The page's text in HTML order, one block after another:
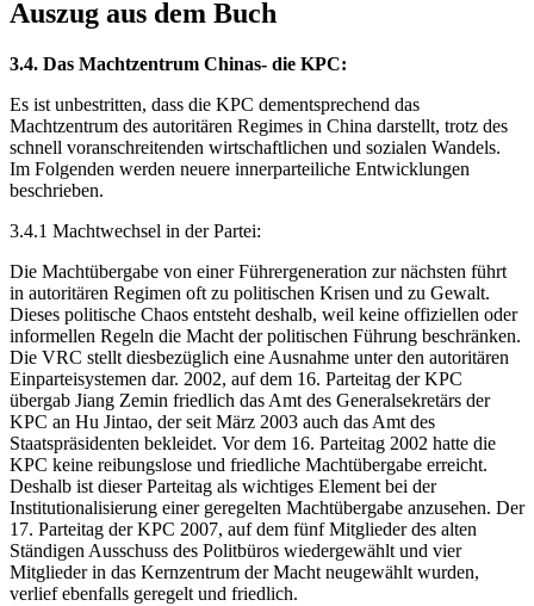
Auszug aus dem Buch
3.4. Das Machtzentrum Chinas- die KPC:
Es ist unbestritten, dass die KPC dementsprechend das
Machtzentrum des autoritären Regimes in China darstellt, trotz des
schnell voranschreitenden wirtschaftlichen und sozialen Wandels.
Im Folgenden werden neuere innerparteiliche Entwicklungen
beschrieben.
3.4.1 Machtwechsel in der Partei:
Die Machtübergabe von einer Führergeneration zur nächsten führt
in autoritären Regimen oft zu politischen Krisen und zu Gewalt.
Dieses politische Chaos entsteht deshalb, weil keine offiziellen oder
informellen Regeln die Macht der politischen Führung beschränken.
Die VRC stellt diesbezüglich eine Ausnahme unter den autoritären
Einparteisystemen dar. 2002, auf dem 16. Parteitag der KPC
übergab Jiang Zemin friedlich das Amt des Generalsekretärs der
KPC an Hu Jintao, der seit März 2003 auch das Amt des
Staatspräsidenten bekleidet. Vor dem 16. Parteitag 2002 hatte die
KPC keine reibungslose und friedliche Machtübergabe erreicht.
Deshalb ist dieser Parteitag als wichtiges Element bei der
Institutionalisierung einer geregelten Machtübergabe anzusehen. Der
17. Parteitag der KPC 2007, auf dem fünf Mitglieder des alten
Ständigen Ausschuss des Politbüros wiedergewählt und vier
Mitglieder in das Kernzentrum der Macht neugewählt wurden,
verlief ebenfalls geregelt und friedlich.